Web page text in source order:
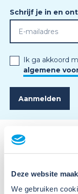
Deze website
We gebruiken
Schrijf je in en
Ik ga akkoord
algemene